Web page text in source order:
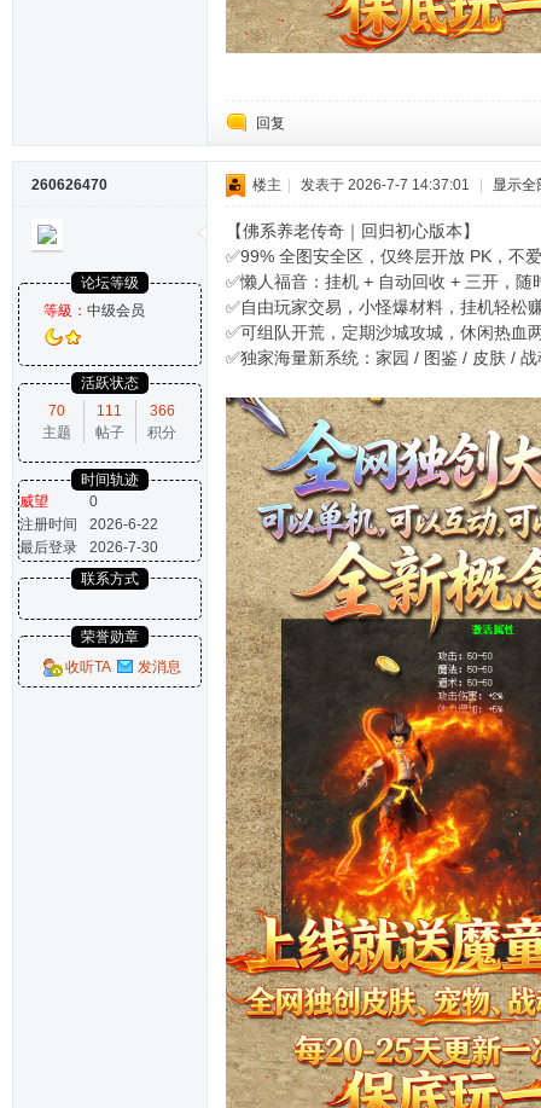
回复
260626470
论坛等级
等級： 中级会员
活跃状态
70
主题
111
帖子
366
积分
时间轨迹
威望
0
注册时间
2026-6-22
最后登录
2026-7-30
联系方式
荣誉勋章
收听TA
发消息
楼主 发表于 2026-7-7 14:37:01 显示全
【佛系养老传奇｜回归初心版本】
✅99% 全图安全区，仅终层开放 PK，不
✅懒人福音：挂机 + 自动回收 + 三开，随
✅自由玩家交易，小怪爆材料，挂机轻松
✅可组队开荒，定期沙城攻城，休闲热血
✅独家海量新系统：家园 / 图鉴 / 皮肤 /